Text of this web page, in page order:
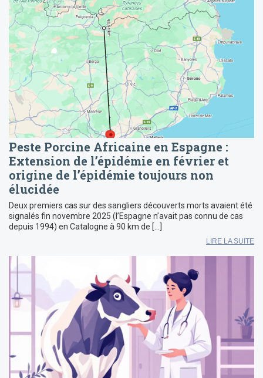
Peste Porcine Africaine en Espagne :
Extension de l’épidémie en février et
origine de l’épidémie toujours non
élucidée
Deux premiers cas sur des sangliers découverts morts avaient été
signalés fin novembre 2025 (l’Espagne n’avait pas connu de cas
depuis 1994) en Catalogne à 90 km de […]
LIRE LA SUITE